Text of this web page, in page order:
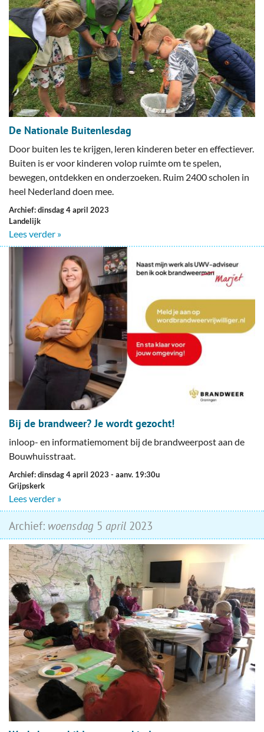
De Nationale Buitenlesdag
Door buiten les te krijgen, leren kinderen beter en effectiever.
Buiten is er voor kinderen volop ruimte om te spelen,
bewegen, ontdekken en onderzoeken. Ruim 2400 scholen in
heel Nederland doen mee.
Archief: dinsdag 4 april 2023
Landelijk
Lees verder »
Bij de brandweer? Je wordt gezocht!
inloop- en informatiemoment bij de brandweerpost aan de
Bouwhuisstraat.
Archief: dinsdag 4 april 2023 - aanv. 19:30u
Grijpskerk
Lees verder »
Archief: woensdag 5 april 2023